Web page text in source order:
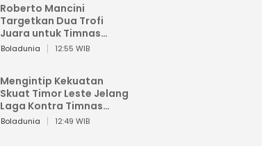
Roberto Mancini
Targetkan Dua Trofi
Juara untuk Timnas
Italia
Boladunia 12:55 WIB
Mengintip Kekuatan
Skuat Timor Leste Jelang
Laga Kontra Timnas
Indonesia di Piala AFF
Boladunia 12:49 WIB